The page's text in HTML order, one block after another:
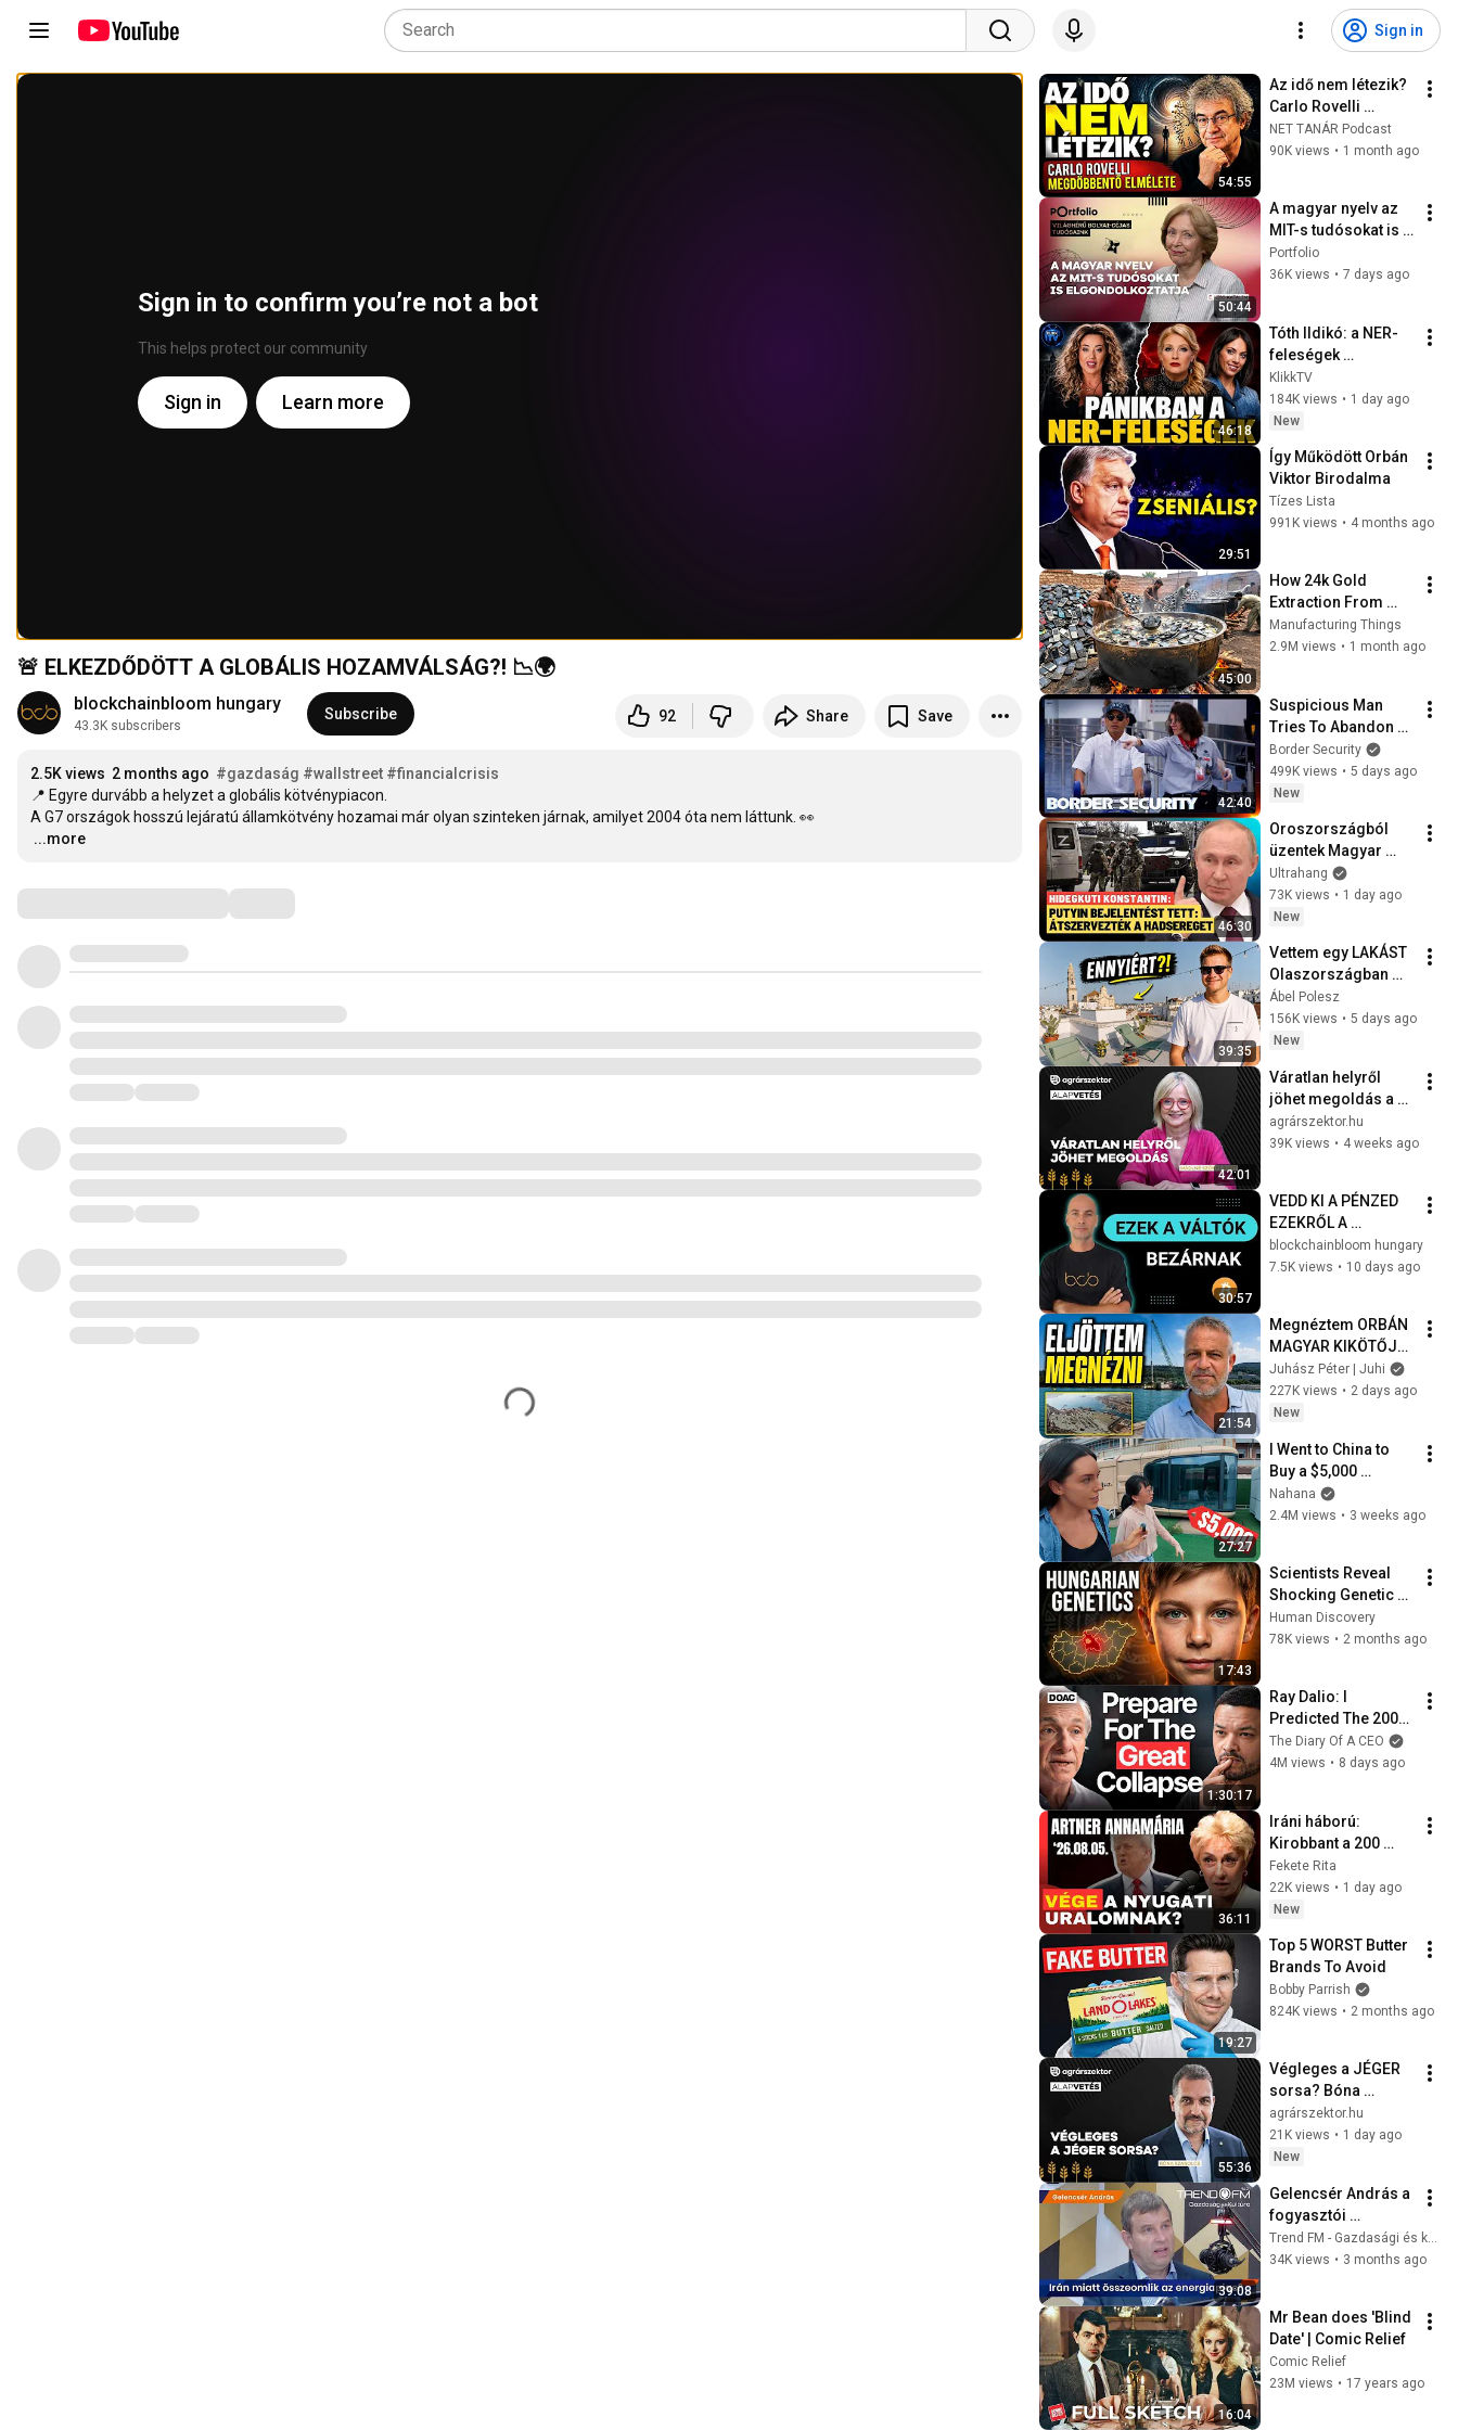
Sign in
Sign in to confirm you’re not a bot
This helps protect our community
Sign in Learn more
🚨 ELKEZDŐDÖTT A GLOBÁLIS HOZAMVÁLSÁG?! 📉🌍
blockchainbloom hungary
43.3K subscribers
Subscribe 92 Share Save
2.5K views 2 months ago #gazdaság #wallstreet #financialcrisis
📍 Egyre durvább a helyzet a globális kötvénypiacon.
…
...more
54:55
Az idő nem létezik?
Carlo Rovelli
megdöbbentő
elmélete (DV)
NET TANÁR Podcast
90K views • 1 month ago
50:44
A magyar nyelv az
MIT-s tudósokat is
elgondolkoztatja –
Beszélgetés É. Kiss
Portfolio
36K views • 7 days ago
46:18
Tóth Ildikó: a NER-
feleségek
pánikolnak - a
FIDESZ 8
vezetőjének felelnie
KlikkTV
184K views • 1 day ago
New
29:51
Így Működött Orbán
Viktor Birodalma
Tízes Lista
991K views • 4 months ago
45:00
How 24k Gold
Extraction From
Waste Mobile
Phones | Incredible
Manufacturing Things
2.9M views • 1 month ago
42:40
Suspicious Man
Tries To Abandon
His Bags At The
Border | DOUBLE
EPISODE | Border
Border Security
499K views • 5 days ago
New
46:30
Oroszországból
üzentek Magyar
Péternek Paks
válságáról, de
félreértették? -
Konstantin
Ultrahang
73K views • 1 day ago
New
39:35
Vettem egy LAKÁST
Olaszországban
egy pesti GARÁZS
áráért 🇮🇹🍹
Ábel Polesz
156K views • 5 days ago
New
42:01
Váratlan helyről
jöhet megoldás a
magyar vízhiányra:
itt a forradalmi
agrárszektor.hu
39K views • 4 weeks ago
30:57
VEDD KI A PÉNZED
EZEKRŐL A
VÁLTÓKRÓL
[Következő nagy
blockchainbloom hungary
7.5K views • 10 days ago
21:54
Megnéztem ORBÁN
MAGYAR KIKÖTŐJÉT
😮 Ez épült
Triesztben 7 év alatt
🤨
Juhász Péter | Juhi
227K views • 2 days ago
New
27:27
I Went to China to
Buy a $5,000
Modular Home —
What's the Real
Nahana
2.4M views • 3 weeks ago
17:43
Scientists Reveal
Shocking Genetic
Origin of
Hungarians
Human Discovery
78K views • 2 months ago
1:30:17
Ray Dalio: I
Predicted The 2008
CRASH, I Know What
Comes Next!
The Diary Of A CEO
4M views • 8 days ago
36:11
Iráni háború:
Kirobbant a 200
dolláros olajpánik,
összeomlóban a
világgazdaság? –
Fekete Rita
22K views • 1 day ago
New
19:27
Top 5 WORST Butter
Brands To Avoid
Bobby Parrish
824K views • 2 months ago
55:36
Végleges a JÉGER
sorsa? Bóna
Szabolcs elárulta,
miért a gazdák
döntöttek és mit hoz
agrárszektor.hu
21K views • 1 day ago
New
39:08
Gelencsér András a
fogyasztói
társadalomról és az
összeomló
Trend FM - Gazdasági és kulturális hírek
34K views • 3 months ago
16:04
Mr Bean does 'Blind
Date' | Comic Relief
Comic Relief
23M views • 17 years ago